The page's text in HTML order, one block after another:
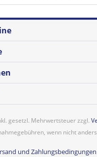
gesetzl. Mehrwertsteuer zzgl.
wenn nicht
und Zahlungsbedingungen